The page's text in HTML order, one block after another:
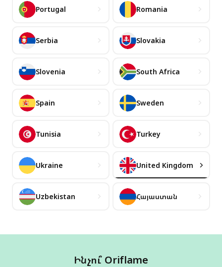
Portugal Romania
Serbia Slovakia
Slovenia South Africa
Spain Sweden
Tunisia Turkey
Ukraine United Kingdom
Uzbekistan Հայաստան
Ինչու՞ Oriflame